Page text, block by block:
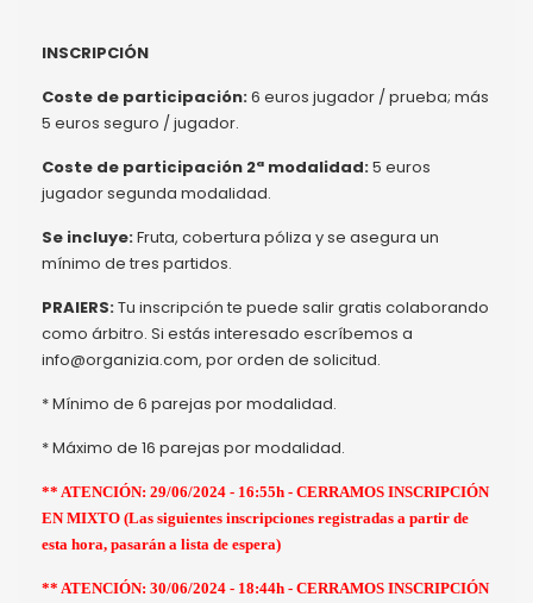
INSCRIPCIÓN
Coste de participación:6 euros jugador / prueba; más
5 euros seguro / jugador.
Coste de participación 2ª modalidad:5 euros
jugador segunda modalidad.
Se incluye:Fruta, cobertura póliza y se asegura un
mínimo de tres partidos.
PRAIERS:Tu inscripción te puede salir gratis colaborando
como árbitro. Si estás interesado escríbemos a
info@organizia.com, por orden de solicitud.
* Mínimo de 6 parejas por modalidad.
* Máximo de 16 parejas por modalidad.
** ATENCIÓN: 29/06/2024 - 16:55h - CERRAMOS INSCRIPCIÓN
EN MIXTO (Las siguientes inscripciones registradas a partir de
esta hora, pasarán a lista de espera)
** ATENCIÓN: 30/06/2024 - 18:44h - CERRAMOS INSCRIPCIÓN